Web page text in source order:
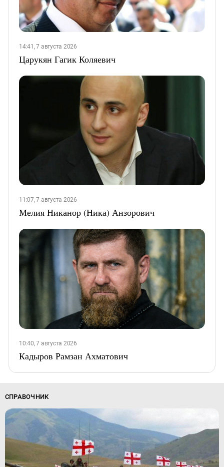
14:41, 7 августа 2026
Царукян Гагик Коляевич
11:07, 7 августа 2026
Мелия Никанор (Ника) Анзорович
10:40, 7 августа 2026
Кадыров Рамзан Ахматович
СПРАВОЧНИК